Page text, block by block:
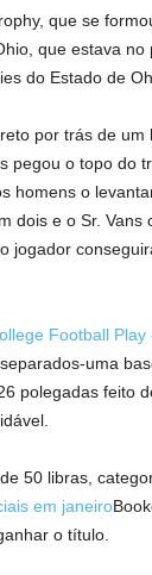
que se
que estava no
do Estado de
por trás de um
pegou o topo do
homens o
dois e o Sr. Vans
jogador
Football Play
uma
polegadas feito
50 libras,
em janeiro
o título.